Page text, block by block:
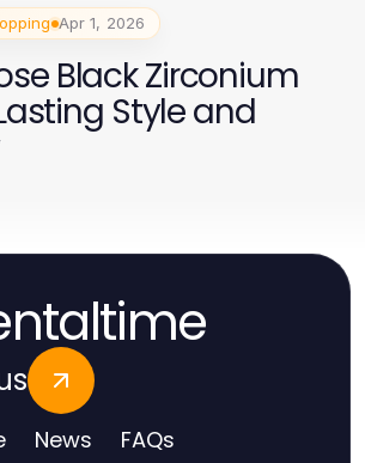
Apr 1, 2026
Black Zirconium
Style and
News FAQs